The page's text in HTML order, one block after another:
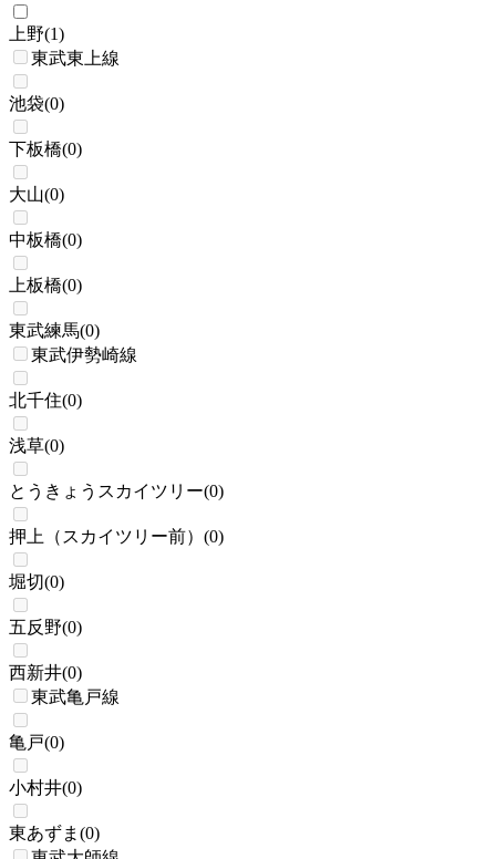
上野(1)
東武東上線
池袋(0)
下板橋(0)
大山(0)
中板橋(0)
上板橋(0)
東武練馬(0)
東武伊勢崎線
北千住(0)
浅草(0)
とうきょうスカイツリー(0)
押上（スカイツリー前） (0)
堀切(0)
五反野(0)
西新井(0)
東武亀戸線
亀戸(0)
小村井(0)
東あずま (0)